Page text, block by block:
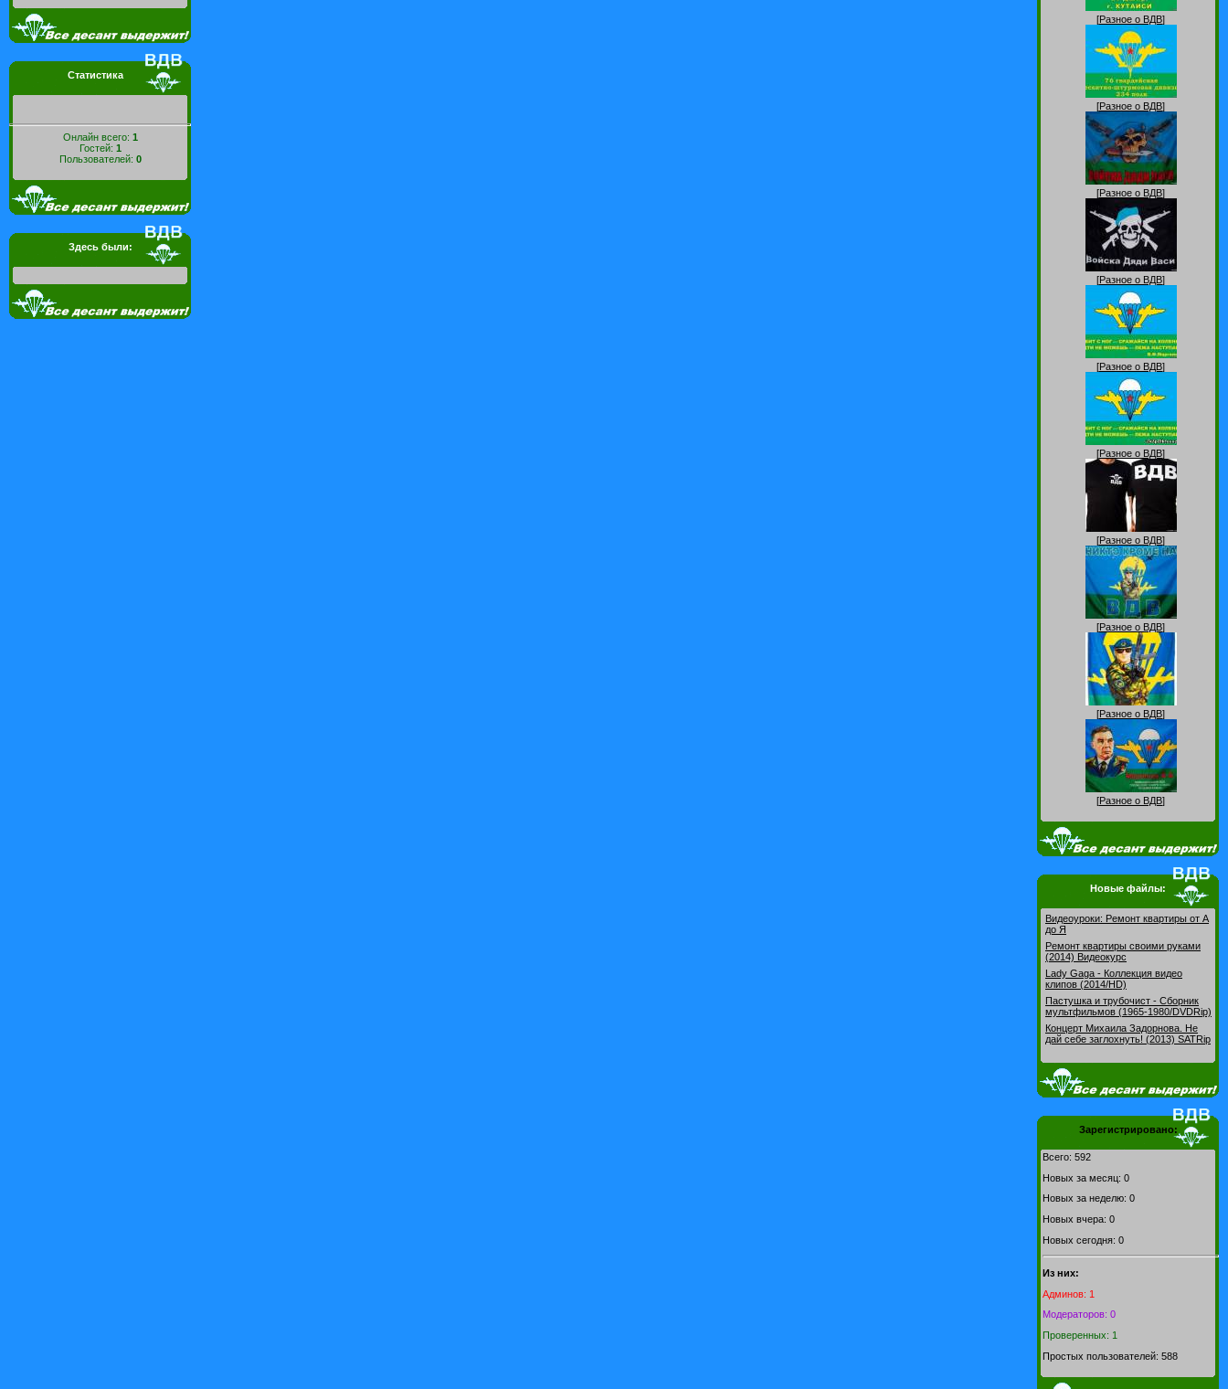
Статистика
Онлайн всего: 1
Гостей: 1
Пользователей: 0
Здесь были:
[Разное о ВДВ]
[Разное о ВДВ]
[Разное о ВДВ]
[Разное о ВДВ]
[Разное о ВДВ]
[Разное о ВДВ]
[Разное о ВДВ]
[Разное о ВДВ]
[Разное о ВДВ]
[Разное о ВДВ]
Новые файлы:
Видеоуроки: Pемонт квартиры от А
до Я
Ремонт квартиры своими руками
(2014) Видеокурс
Lady Gaga - Коллекция видео
клипов (2014/HD)
Пастушка и трубочист - Сборник
мультфильмов (1965-1980/DVDRip)
Концерт Михаила Задорнова. Не
дай себе заглохнуть! (2013) SATRip
Зарегистрировано:
Всего: 592
Новых за месяц: 0
Новых за неделю: 0
Новых вчера: 0
Новых сегодня: 0
Из них:
Админов: 1
Модераторов: 0
Проверенных: 1
Простых пользователей: 588